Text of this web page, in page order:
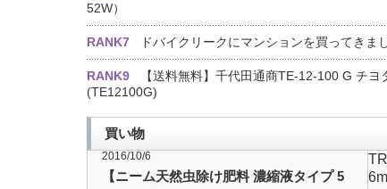
52W）
RANK7 ドバイクリークにマンションを買ってきま
RANK9
【送料無料】千代田通商TE-12-100 G チ
(TE12100G)
買い物
2016/10/6
【ニーム天然虫除け肥料 濃縮液タイプ 5